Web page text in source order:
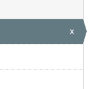
x